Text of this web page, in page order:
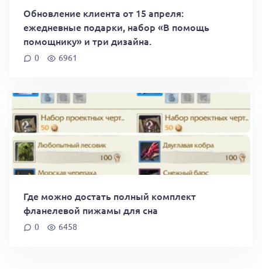
Обновление клиента от 15 апреля:
ежедневные подарки, набор «В помощь
помощнику» и три дизайна.
0 6961
Где можно достать полный комплект
фланелевой пижамы для сна
0 6458